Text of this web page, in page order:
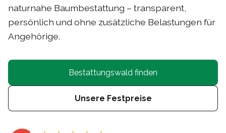
naturnahe Baumbestattung – transparent,
persönlich und ohne zusätzliche Belastungen für
Angehörige.
Bestattungswald finden
Unsere Festpreise